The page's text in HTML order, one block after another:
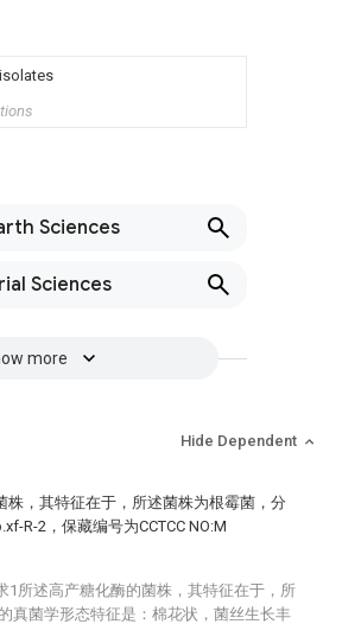
Sciences
Sciences
more
Hide Dependent
株，其特征在于，所述菌株为根霉菌，分
R-2，保藏编号为CCTCC NO:M
1所述高产糖化酶的菌株，其特征在于，所
真菌学形态特征是：棉花状，菌丝生长丰